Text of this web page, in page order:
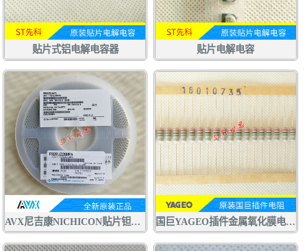
贴片式铝电解电容器 贴片电解电容
AVX尼吉康NICHICON贴片钽电容F920J226MPA 22UF6.3V P型0805 国巨YAGEO插件金属氧化膜电阻RSF